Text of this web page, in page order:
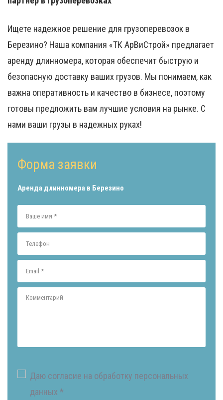
Ищете надежное решение для грузоперевозок в
Березино? Наша компания «ТК АрВиСтрой» предлагает
аренду длинномера, которая обеспечит быструю и
безопасную доставку ваших грузов. Мы понимаем, как
важна оперативность и качество в бизнесе, поэтому
готовы предложить вам лучшие условия на рынке. С
нами ваши грузы в надежных руках!
Форма заявки
Аренда длинномера в Березино
Даю согласие на обработку персональных
данных *